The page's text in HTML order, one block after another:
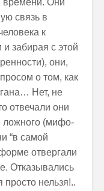
времени. Они
связь в
к
забирая с этой
они,
о том, как
Нет, не
отвечали они
ложного (мифо-
“в самой
отвергали
Отказывались
просто нельзя!..